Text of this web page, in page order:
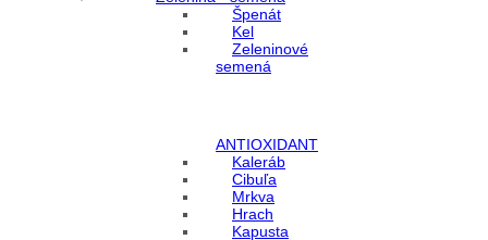
Špenát
Kel
Zeleninové
semená
ANTIOXIDANT
Kaleráb
Cibuľa
Mrkva
Hrach
Kapusta